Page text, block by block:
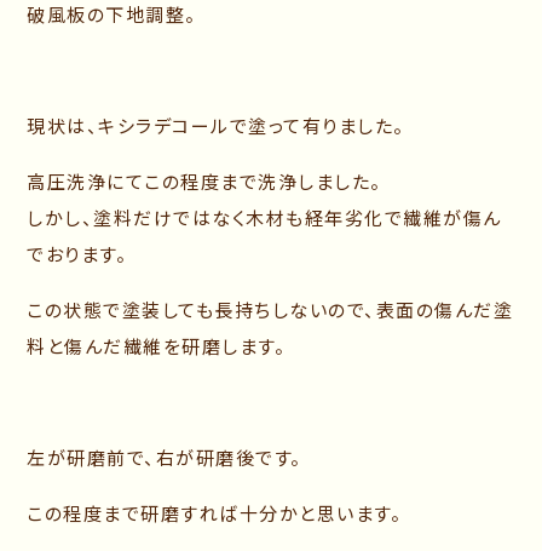
破風板の下地調整。
現状は、キシラデコールで塗って有りました。
高圧洗浄にてこの程度まで洗浄しました。
しかし、塗料だけではなく木材も経年劣化で繊維が傷ん
でおります。
この状態で塗装しても長持ちしないので、表面の傷んだ塗
料と傷んだ繊維を研磨します。
左が研磨前で、右が研磨後です。
この程度まで研磨すれば十分かと思います。